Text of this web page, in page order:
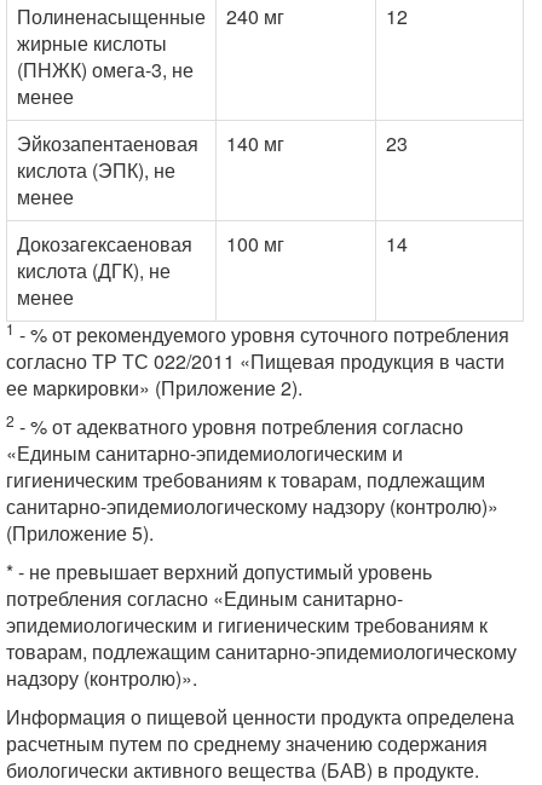
Полиненасыщенные
жирные кислоты
(ПНЖК) омега-3, не
менее
240 мг 12
Эйкозапентаеновая
кислота (ЭПК), не
менее
140 мг 23
Докозагексаеновая
кислота (ДГК), не
менее
100 мг 14
1 - % от рекомендуемого уровня суточного потребления
согласно ТР ТС 022/2011 «Пищевая продукция в части
ее маркировки» (Приложение 2).
2 - % от адекватного уровня потребления согласно
«Единым санитарно-эпидемиологическим и
гигиеническим требованиям к товарам, подлежащим
санитарно-эпидемиологическому надзору (контролю)»
(Приложение 5).
* - не превышает верхний допустимый уровень
потребления согласно «Единым санитарно-
эпидемиологическим и гигиеническим требованиям к
товарам, подлежащим санитарно-эпидемиологическому
надзору (контролю)».
Информация о пищевой ценности продукта определена
расчетным путем по среднему значению содержания
биологически активного вещества (БАВ) в продукте.